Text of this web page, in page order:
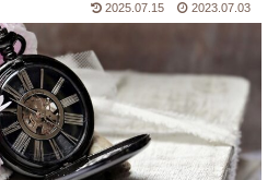
2025.07.15 2023.07.03